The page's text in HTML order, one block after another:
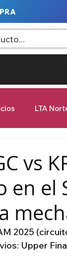
LTA
femenil 9Z
vs
el
2025
Upper